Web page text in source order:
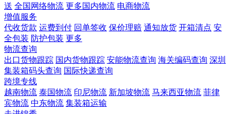
送 全国网络物流 更多国内物流 电商物流
增值服务
代收货款 运费到付 回单签收 保价理赔 通知放货 开箱清点 安
全包装 防护包装 更多
物流查询
出口货物跟踪 国内货物跟踪 安能物流查询 海关编码查询 深圳
集装箱码头查询 国际快递查询
跨境专线
越南物流 泰国物流 印尼物流 新加坡物流 马来西亚物流 菲律
宾物流 中东物流 集装箱运输